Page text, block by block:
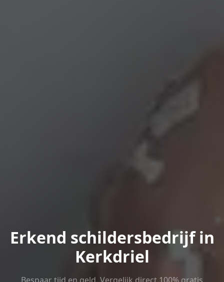
Erkend schildersbedrijf in
Kerkdriel